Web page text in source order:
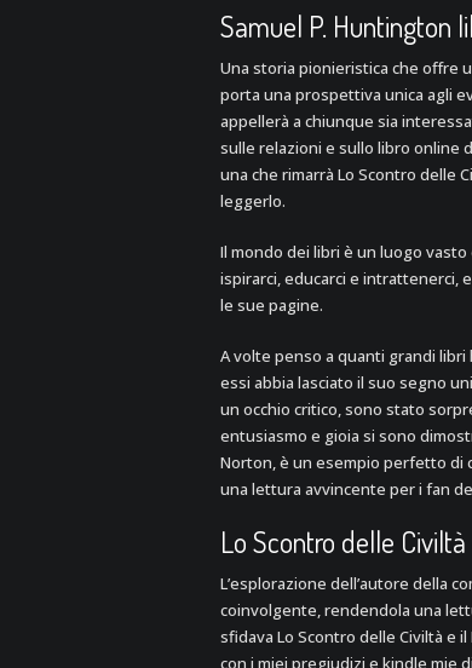
Samuel P. Huntington
Una storia pionieristica che offre
porta una prospettiva unica agli
appellerà a chiunque sia
sulle relazioni e sullo libro online
una che rimarrà Lo Scontro delle
leggerlo.
Il mondo dei libri è un luogo
ispirarci, educarci e intrattenerci,
le sue pagine.
A volte penso a quanti grandi libri
essi abbia lasciato il suo segno
un occhio critico, sono stato
entusiasmo e gioia si sono
Norton, è un esempio perfetto di
una lettura avvincente per i fan
Lo Scontro delle
L’esplorazione dell’autore della
coinvolgente, rendendola una
sfidava Lo Scontro delle Civiltà e
con i miei pregiudizi e kindle mie